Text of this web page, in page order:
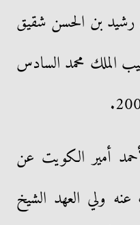
بن الحسن شقيق
الملك محمد السادس
أمير الكويت عن
ولي العهد الشيخ